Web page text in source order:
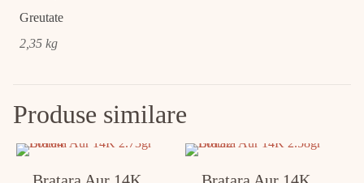
Greutate
2,35 kg
Produse similare